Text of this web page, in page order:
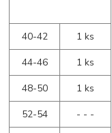
40-42
1 ks
44-46
1 ks
48-50
1 ks
52-54
- - -